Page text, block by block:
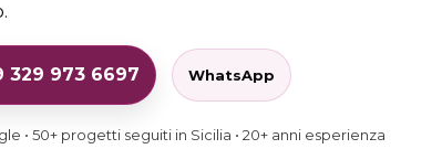
329 973 6697 WhatsApp
• 50+ progetti seguiti in Sicilia • 20+ anni esperienza